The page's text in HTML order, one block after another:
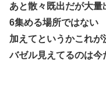
あと散々既出だが大
6集める場所ではない
加えてというかこれ
バゼル見えてるのは今